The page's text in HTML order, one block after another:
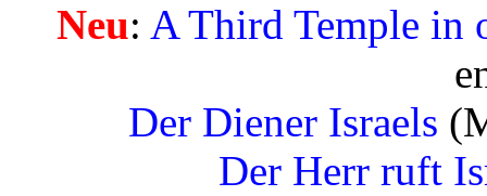
Neu: A Third Temple in
Der Diener Israels
Der Herr ruft